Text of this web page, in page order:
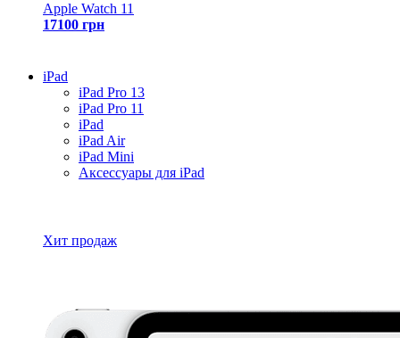
Apple Watch 11
17100 грн
iPad
iPad Pro 13
iPad Pro 11
iPad
iPad Air
iPad Mini
Аксессуары для iPad
Хит продаж